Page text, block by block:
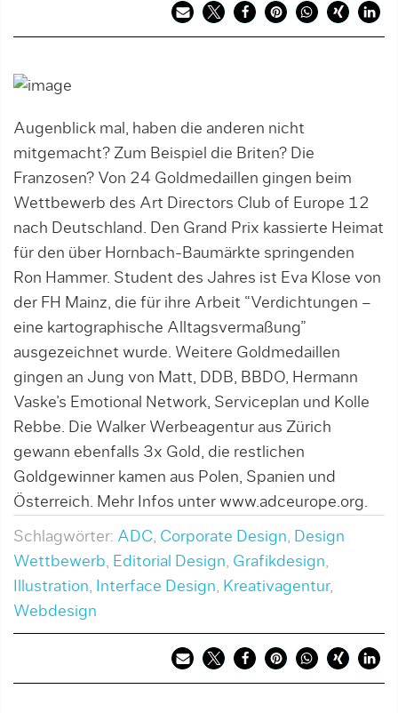
Augenblick mal, haben die anderen nicht
mitgemacht? Zum Beispiel die Briten? Die
Franzosen? Von 24 Goldmedaillen gingen beim
Wettbewerb des Art Directors Club of Europe 12
nach Deutschland. Den Grand Prix kassierte Heimat
für den über Hornbach-Baumärkte springenden
Ron Hammer. Student des Jahres ist Eva Klose von
der FH Mainz, die für ihre Arbeit “Verdichtungen –
eine kartographische Alltagsvermaßung”
ausgezeichnet wurde. Weitere Goldmedaillen
gingen an Jung von Matt, DDB, BBDO, Hermann
Vaske’s Emotional Network, Serviceplan und Kolle
Rebbe. Die Walker Werbeagentur aus Zürich
gewann ebenfalls 3x Gold, die restlichen
Goldgewinner kamen aus Polen, Spanien und
Österreich. Mehr Infos unter www.adceurope.org.
Schlagwörter: ADC Corporate Design
Design
Wettbewerb
Editorial Design Grafikdesign
Illustration
Interface Design Kreativagentur,
Webdesign